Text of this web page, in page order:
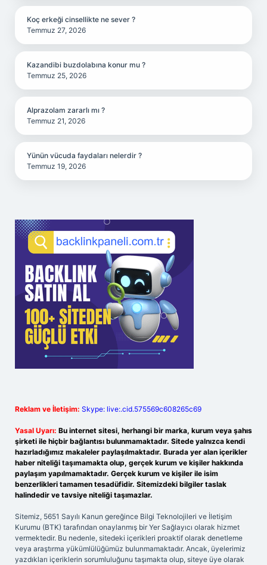
Koç erkeği cinsellikte ne sever ?
Temmuz 27, 2026
Kazandibi buzdolabına konur mu ?
Temmuz 25, 2026
Alprazolam zararlı mı ?
Temmuz 21, 2026
Yünün vücuda faydaları nelerdir ?
Temmuz 19, 2026
Reklam ve İletişim: Skype: live:.cid.575569c608265c69
Yasal Uyarı: Bu internet sitesi, herhangi bir marka, kurum veya şahıs
şirketi ile hiçbir bağlantısı bulunmamaktadır. Sitede yalnızca kendi
hazırladığımız makaleler paylaşılmaktadır. Burada yer alan içerikler
haber niteliği taşımamakta olup, gerçek kurum ve kişiler hakkında
paylaşım yapılmamaktadır. Gerçek kurum ve kişiler ile isim
benzerlikleri tamamen tesadüfidir. Sitemizdeki bilgiler taslak
halindedir ve tavsiye niteliği taşımazlar.
Sitemiz, 5651 Sayılı Kanun gereğince Bilgi Teknolojileri ve İletişim
Kurumu (BTK) tarafından onaylanmış bir Yer Sağlayıcı olarak hizmet
vermektedir. Bu nedenle, sitedeki içerikleri proaktif olarak denetleme
veya araştırma yükümlülüğümüz bulunmamaktadır. Ancak, üyelerimiz
yazdıkları içeriklerin sorumluluğunu taşımakta olup, siteye üye olarak